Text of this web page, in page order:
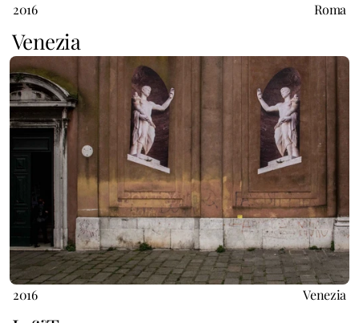
2016 Roma
Venezia
2016 Venezia